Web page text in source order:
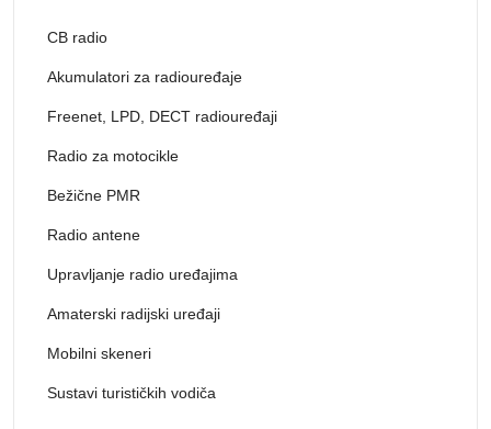
CB radio
Akumulatori za radiouređaje
Freenet, LPD, DECT radiouređaji
Radio za motocikle
Bežične PMR
Radio antene
Upravljanje radio uređajima
Amaterski radijski uređaji
Mobilni skeneri
Sustavi turističkih vodiča